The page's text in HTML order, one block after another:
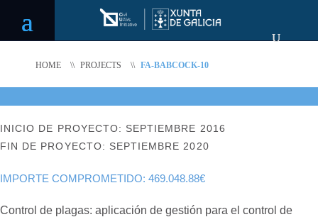
HOME \\ PROJECTS \\ FA-BABCOCK-10
INICIO DE PROYECTO: SEPTIEMBRE 2016
FIN DE PROYECTO: SEPTIEMBRE 2020
IMPORTE COMPROMETIDO: 469.048.88€
Control de plagas: aplicación de gestión para el control de